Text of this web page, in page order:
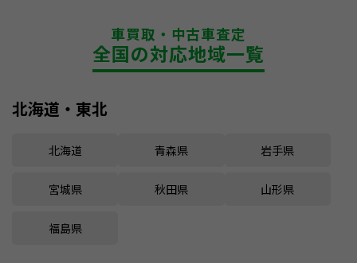
車買取・中古車査定
全国の対応地域一覧
北海道・東北
北海道 青森県 岩手県
宮城県 秋田県 山形県
福島県